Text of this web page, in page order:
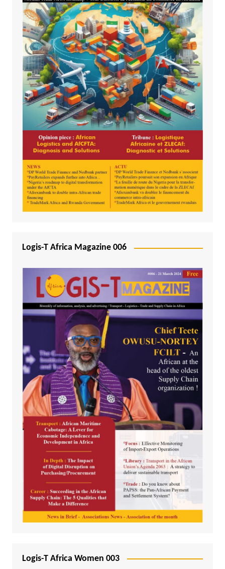
Logis-T Africa Magazine 006
Logis-T Africa Women 003